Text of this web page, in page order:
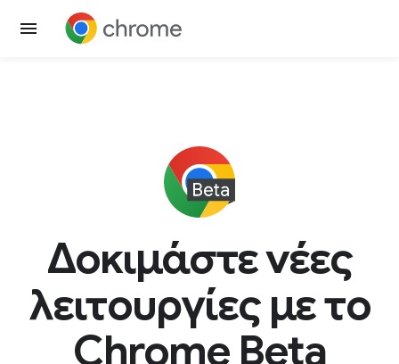
Δοκιμάστε νέες
λειτουργίες με το
Chrome Beta